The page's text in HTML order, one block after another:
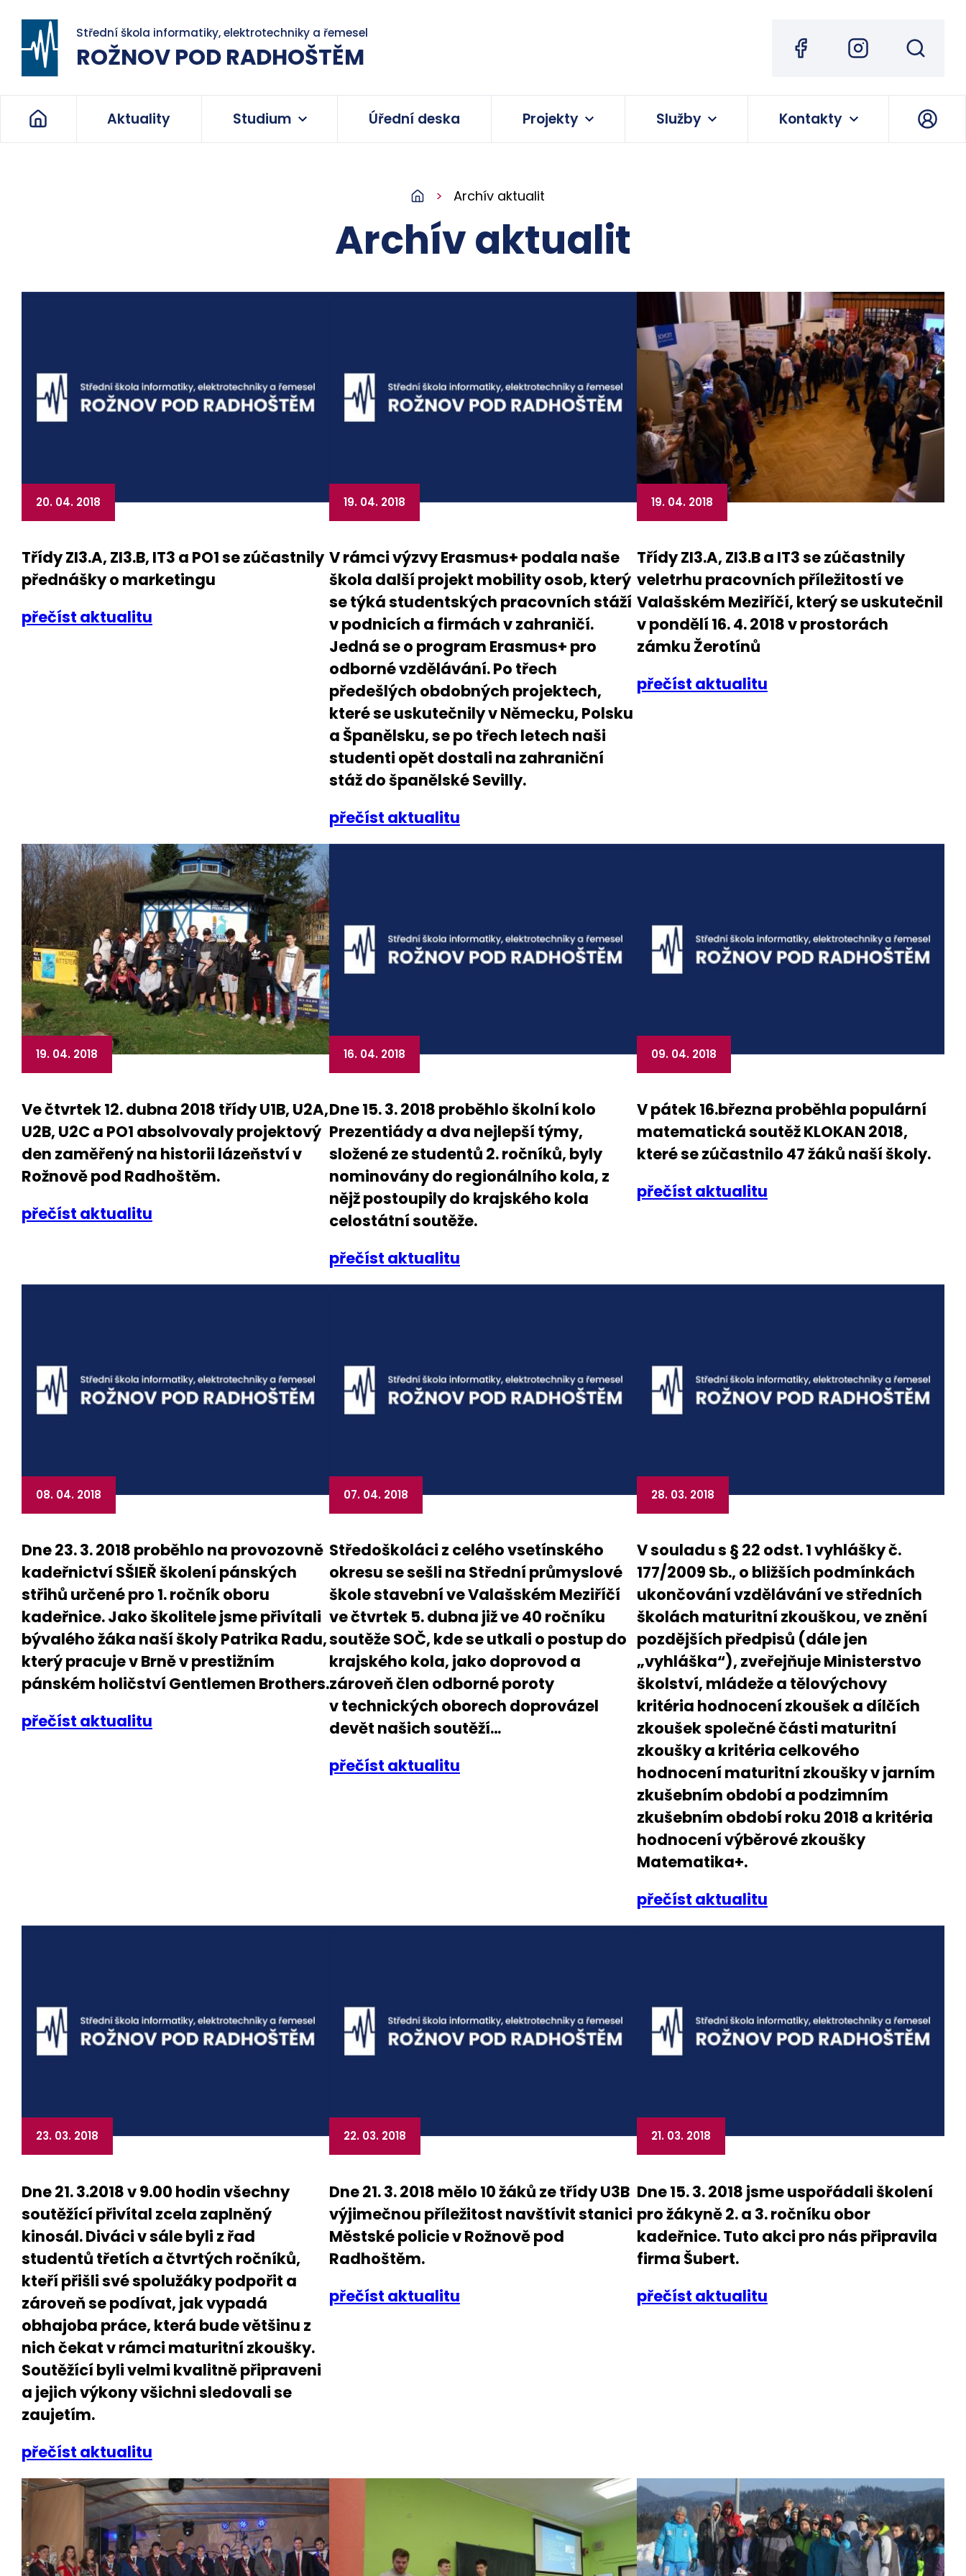
Střední škola informatiky, elektrotechniky a řemesel
ROŽNOV POD RADHOŠTĚM
Aktuality Studium Úřední deska Projekty Služby Kontakty
Archív aktualit
Archív aktualit
20. 04. 2018
Třídy ZI3.A, ZI3.B, IT3 a PO1 se zúčastnily
přednášky o marketingu
přečíst aktualitu
19. 04. 2018
V rámci výzvy Erasmus+ podala naše
škola další projekt mobility osob, který
se týká studentských pracovních stáží
v podnicích a firmách v zahraničí.
Jedná se o program Erasmus+ pro
odborné vzdělávání. Po třech
předešlých obdobných projektech,
které se uskutečnily v Německu, Polsku
a Španělsku, se po třech letech naši
studenti opět dostali na zahraniční
stáž do španělské Sevilly.
přečíst aktualitu
19. 04. 2018
Třídy ZI3.A, ZI3.B a IT3 se zúčastnily
veletrhu pracovních příležitostí ve
Valašském Meziříčí, který se uskutečnil
v pondělí 16. 4. 2018 v prostorách
zámku Žerotínů
přečíst aktualitu
19. 04. 2018
Ve čtvrtek 12. dubna 2018 třídy U1B, U2A,
U2B, U2C a PO1 absolvovaly projektový
den zaměřený na historii lázeňství v
Rožnově pod Radhoštěm.
přečíst aktualitu
16. 04. 2018
Dne 15. 3. 2018 proběhlo školní kolo
Prezentiády a dva nejlepší týmy,
složené ze studentů 2. ročníků, byly
nominovány do regionálního kola, z
nějž postoupily do krajského kola
celostátní soutěže.
přečíst aktualitu
09. 04. 2018
V pátek 16.března proběhla populární
matematická soutěž KLOKAN 2018,
které se zúčastnilo 47 žáků naší školy.
přečíst aktualitu
08. 04. 2018
Dne 23. 3. 2018 proběhlo na provozovně
kadeřnictví SŠIEŘ školení pánských
střihů určené pro 1. ročník oboru
kadeřnice. Jako školitele jsme přivítali
bývalého žáka naší školy Patrika Radu,
který pracuje v Brně v prestižním
pánském holičství Gentlemen Brothers.
přečíst aktualitu
07. 04. 2018
Středoškoláci z celého vsetínského
okresu se sešli na Střední průmyslové
škole stavební ve Valašském Meziříčí
ve čtvrtek 5. dubna již ve 40 ročníku
soutěže SOČ, kde se utkali o postup do
krajského kola, jako doprovod a
zároveň člen odborné poroty
v technických oborech doprovázel
devět našich soutěží…
přečíst aktualitu
28. 03. 2018
V souladu s § 22 odst. 1 vyhlášky č.
177/2009 Sb., o bližších podmínkách
ukončování vzdělávání ve středních
školách maturitní zkouškou, ve znění
pozdějších předpisů (dále jen
„vyhláška“), zveřejňuje Ministerstvo
školství, mládeže a tělovýchovy
kritéria hodnocení zkoušek a dílčích
zkoušek společné části maturitní
zkoušky a kritéria celkového
hodnocení maturitní zkoušky v jarním
zkušebním období a podzimním
zkušebním období roku 2018 a kritéria
hodnocení výběrové zkoušky
Matematika+.
přečíst aktualitu
23. 03. 2018
Dne 21. 3.2018 v 9.00 hodin všechny
soutěžící přivítal zcela zaplněný
kinosál. Diváci v sále byli z řad
studentů třetích a čtvrtých ročníků,
kteří přišli své spolužáky podpořit a
zároveň se podívat, jak vypadá
obhajoba práce, která bude většinu z
nich čekat v rámci maturitní zkoušky.
Soutěžící byli velmi kvalitně připraveni
a jejich výkony všichni sledovali se
zaujetím.
přečíst aktualitu
22. 03. 2018
Dne 21. 3. 2018 mělo 10 žáků ze třídy U3B
výjimečnou příležitost navštívit stanici
Městské policie v Rožnově pod
Radhoštěm.
přečíst aktualitu
21. 03. 2018
Dne 15. 3. 2018 jsme uspořádali školení
pro žákyně 2. a 3. ročníku obor
kadeřnice. Tuto akci pro nás připravila
firma Šubert.
přečíst aktualitu